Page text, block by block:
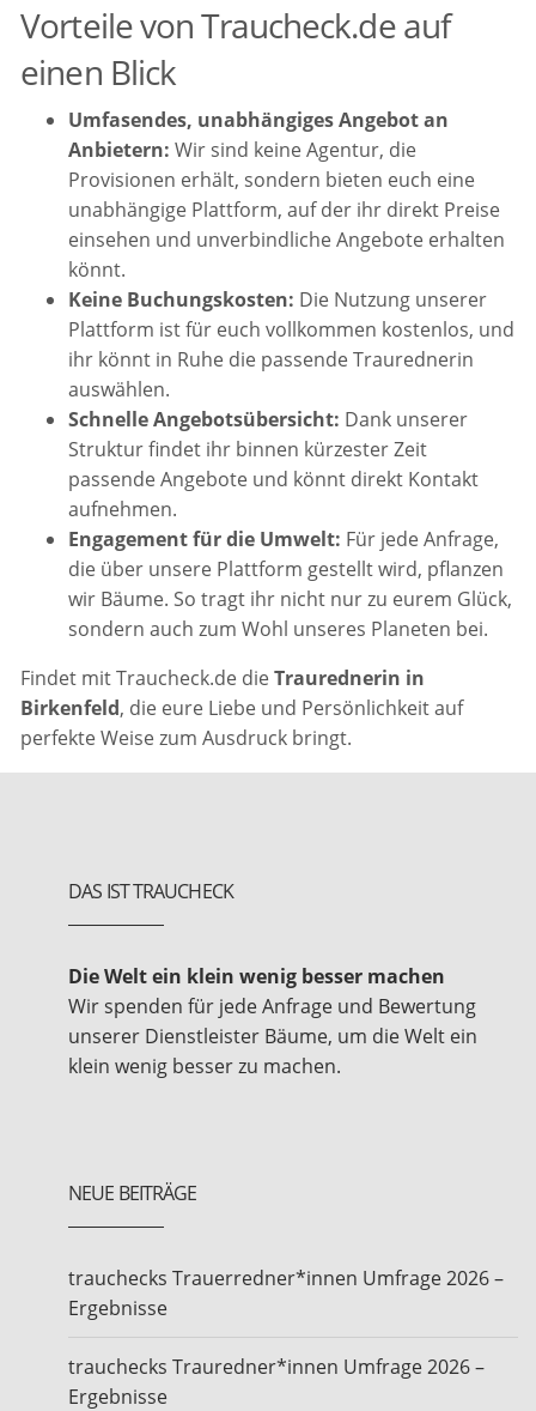
Vorteile von Traucheck.de auf
einen Blick
Umfasendes, unabhängiges Angebot an
Anbietern: Wir sind keine Agentur, die
Provisionen erhält, sondern bieten euch eine
unabhängige Plattform, auf der ihr direkt Preise
einsehen und unverbindliche Angebote erhalten
könnt.
Keine Buchungskosten: Die Nutzung unserer
Plattform ist für euch vollkommen kostenlos, und
ihr könnt in Ruhe die passende Traurednerin
auswählen.
Schnelle Angebotsübersicht: Dank unserer
Struktur findet ihr binnen kürzester Zeit
passende Angebote und könnt direkt Kontakt
aufnehmen.
Engagement für die Umwelt: Für jede Anfrage,
die über unsere Plattform gestellt wird, pflanzen
wir Bäume. So tragt ihr nicht nur zu eurem Glück,
sondern auch zum Wohl unseres Planeten bei.
Findet mit Traucheck.de dieTraurednerin in
Birkenfeld, die eure Liebe und Persönlichkeit auf
perfekte Weise zum Ausdruck bringt.
DAS IST TRAUCHECK
Die Welt ein klein wenig besser machen
Wir spenden für jede Anfrage und Bewertung
unserer Dienstleister Bäume, um die Welt ein
klein wenig besser zu machen.
NEUE BEITRÄGE
trauchecks Trauerredner*innen Umfrage 2026 –
Ergebnisse
trauchecks Trauredner*innen Umfrage 2026 –
Ergebnisse